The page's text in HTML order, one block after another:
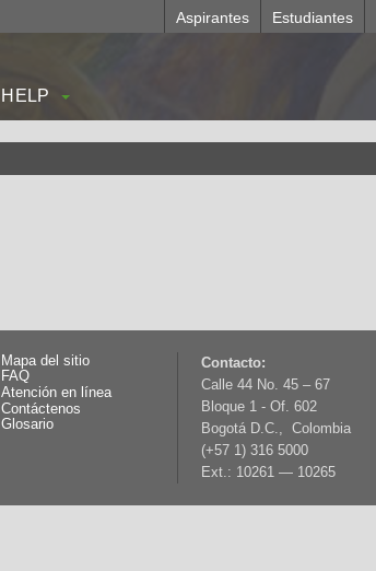
Aspirantes Estudiantes
HELP
Mapa del sitio
FAQ
Atención en línea
Contáctenos
Glosario
Contacto:
Calle 44 No. 45 – 67
Bloque 1 - Of. 602
Bogotá D.C., Colombia
(+57 1) 316 5000
Ext.: 10261 — 10265